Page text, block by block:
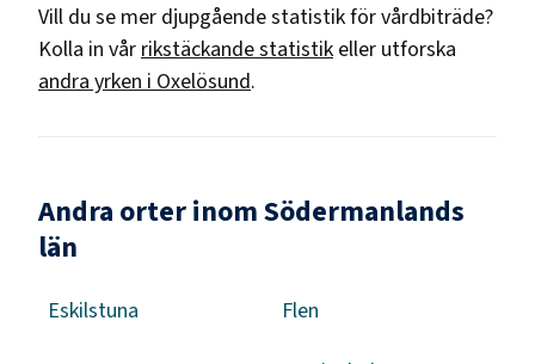
Vill du se mer djupgående statistik förvårdbiträde?
Kolla in vår rikstäckande statistik eller utforska
andra yrken i Oxelösund.
Andra orter inom Södermanlands
län
Eskilstuna Flen